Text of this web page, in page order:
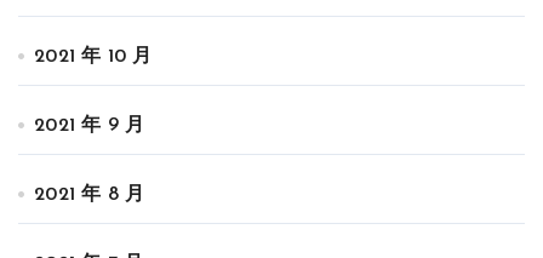
2021 年 10 月
2021 年 9 月
2021 年 8 月